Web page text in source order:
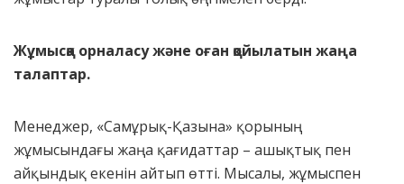
Жұмысқа орналасу және оған қойылатын жаңа
талаптар.
Менеджер, «Самұрық-Қазына» қорының
жұмысындағы жаңа қағидаттар – ашықтық пен
айқындық екенін айтып өтті. Мысалы, жұмыспен